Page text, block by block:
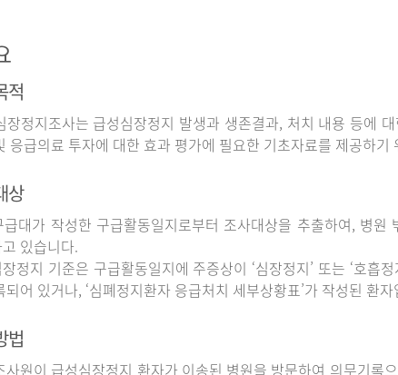
적
장정지조사는 급성심장정지 발생과 생존결과, 처치 내용 등에
응급의료 투자에 대한 효과 평가에 필요한 기초자료를 제공하
상
대가 작성한 구급활동일지로부터 조사대상을 추출하여, 병원
있습니다.
정지 기준은 구급활동일지에 주증상이 ‘심장정지’ 또는 ‘호흡
되어 있거나, ‘심폐정지환자 응급처치 세부상황표’가 작성된 환자
법
사원이 급성심장정지 환자가 이송된 병원을 방문하여 의무기록